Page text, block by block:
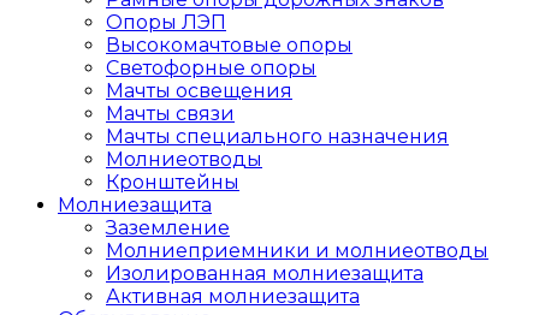
Опоры ЛЭП
Высокомачтовые опоры
Светофорные опоры
Мачты освещения
Мачты связи
Мачты специального назначения
Молниеотводы
Кронштейны
Молниезащита
Заземление
Молниеприемники и молниеотводы
Изолированная молниезащита
Активная молниезащита